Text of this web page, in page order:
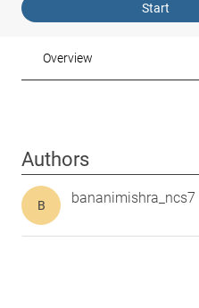
Start
Overview
Authors
B bananimishra_ncs7